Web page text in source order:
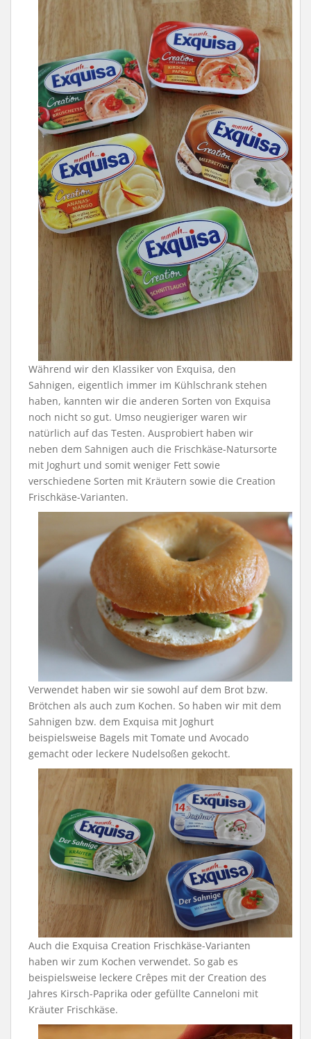
Während wir den Klassiker von Exquisa, den
Sahnigen, eigentlich immer im Kühlschrank stehen
haben, kannten wir die anderen Sorten von Exquisa
noch nicht so gut. Umso neugieriger waren wir
natürlich auf das Testen. Ausprobiert haben wir
neben dem Sahnigen auch die Frischkäse-Natursorte
mit Joghurt und somit weniger Fett sowie
verschiedene Sorten mit Kräutern sowie die Creation
Frischkäse-Varianten.
Verwendet haben wir sie sowohl auf dem Brot bzw.
Brötchen als auch zum Kochen. So haben wir mit dem
Sahnigen bzw. dem Exquisa mit Joghurt
beispielsweise Bagels mit Tomate und Avocado
gemacht oder leckere Nudelsoßen gekocht.
Auch die Exquisa Creation Frischkäse-Varianten
haben wir zum Kochen verwendet. So gab es
beispielsweise leckere Crêpes mit der Creation des
Jahres Kirsch-Paprika oder gefüllte Canneloni mit
Kräuter Frischkäse.